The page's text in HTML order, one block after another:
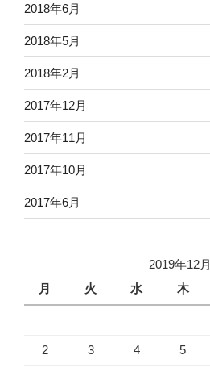
2018年6月
2018年5月
2018年2月
2017年12月
2017年11月
2017年10月
2017年6月
2019年12月
月
火 水 木
2 3 4 5